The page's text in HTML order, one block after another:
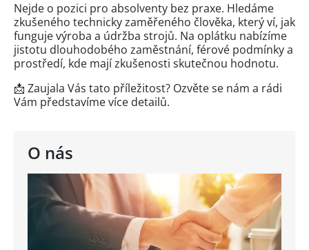
O nás
Nejde o pozici pro absolventy bez praxe. Hledáme
zkušeného technicky zaměřeného člověka, který ví, jak
funguje výroba a údržba strojů. Na oplátku nabízíme
jistotu dlouhodobého zaměstnání, férové podmínky a
prostředí, kde mají zkušenosti skutečnou hodnotu.
📩 Zaujala Vás tato příležitost? Ozvěte se nám a rádi
Vám představíme více detailů.